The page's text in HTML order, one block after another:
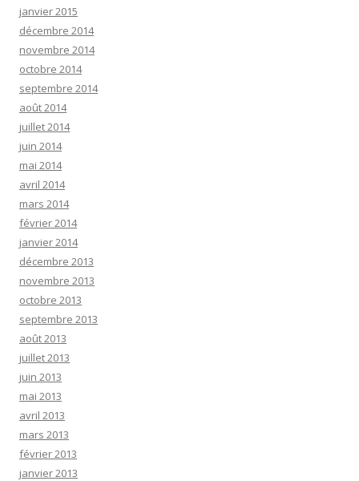
janvier 2015
décembre 2014
novembre 2014
octobre 2014
septembre 2014
août 2014
juillet 2014
juin 2014
mai 2014
avril 2014
mars 2014
février 2014
janvier 2014
décembre 2013
novembre 2013
octobre 2013
septembre 2013
août 2013
juillet 2013
juin 2013
mai 2013
avril 2013
mars 2013
février 2013
janvier 2013